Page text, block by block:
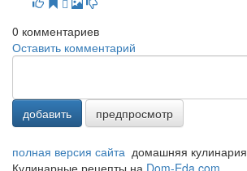
0 комментариев
Оставить комментарий
добавить предпросмотр
полная версия сайта домашняя кулинария
Кулинарные рецепты на Dom-Eda.com